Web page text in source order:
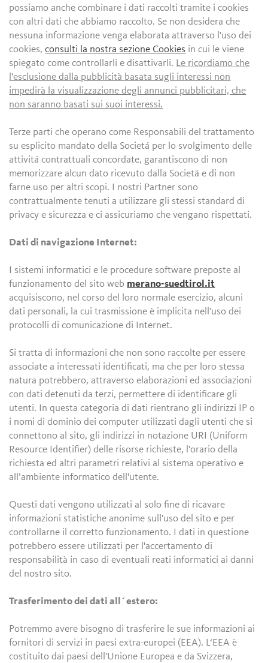
possiamo anche combinare i dati raccolti tramite i cookies
con altri dati che abbiamo raccolto. Se non desidera che
nessuna informazione venga elaborata attraverso l'uso dei
cookies,consulti la nostra sezione Cookies in cui le viene
spiegato come controllarli e disattivarli. Le ricordiamo che
l'esclusione dalla pubblicità basata sugli interessi non
impedirà la visualizzazione degli annunci pubblicitari, che
non saranno basati sui suoi interessi.
Terze parti che operano come Responsabili del trattamento
su esplicito mandato della Societá per lo svolgimento delle
attivitá contrattuali concordate, garantiscono di non
memorizzare alcun dato ricevuto dalla Societá e di non
farne uso per altri scopi. I nostri Partner sono
contrattualmente tenuti a utilizzare gli stessi standard di
privacy e sicurezza e ci assicuriamo che vengano rispettati.
Dati di navigazione Internet:
I sistemi informatici e le procedure software preposte al
funzionamento del sito web merano-suedtirol.it
acquisiscono, nel corso del loro normale esercizio, alcuni
dati personali, la cui trasmissione è implicita nell'uso dei
protocolli di comunicazione di Internet.
Si tratta di informazioni che non sono raccolte per essere
associate a interessati identificati, ma che per loro stessa
natura potrebbero, attraverso elaborazioni ed associazioni
con dati detenuti da terzi, permettere di identificare gli
utenti. In questa categoria di dati rientrano gli indirizzi IP o
i nomi di dominio dei computer utilizzati dagli utenti che si
connettono al sito, gli indirizzi in notazione URI (Uniform
Resource Identifier) delle risorse richieste, l'orario della
richiesta ed altri parametri relativi al sistema operativo e
all’ambiente informatico dell'utente.
Questi dati vengono utilizzati al solo fine di ricavare
informazioni statistiche anonime sull'uso del sito e per
controllarne il corretto funzionamento. I dati in questione
potrebbero essere utilizzati per l'accertamento di
responsabilità in caso di eventuali reati informatici ai danni
del nostro sito.
Trasferimento dei dati all´estero:
Potremmo avere bisogno di trasferire le sue informazioni ai
fornitori di servizi in paesi extra-europei (EEA). L‘EEA è
costituito dai paesi dell'Unione Europea e da Svizzera,